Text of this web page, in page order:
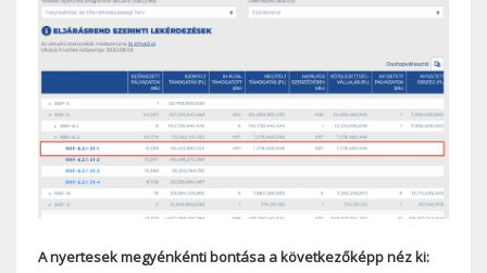
A nyertesek megyénkénti bontása a következőképp néz ki: